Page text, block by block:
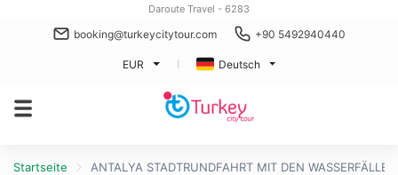
Daroute Travel - 6283
booking@turkeycitytour.com +90 5492940440
EUR Deutsch
Startseite ANTALYA STADTRUNDFAHRT MIT DEN